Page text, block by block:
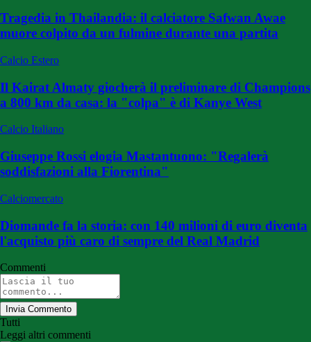
Tragedia in Thailandia: il calciatore Safwan Awae
muore colpito da un fulmine durante una partita
Calcio Estero
Il Kairat Almaty giocherà il preliminare di Champions
a 800 km da casa: la "colpa" è di Kanye West
Calcio Italiano
Giuseppe Rossi elogia Mastantuono: "Regalerà
soddisfazioni alla Fiorentina"
Calciomercato
Diomande fa la storia: con 140 milioni di euro diventa
l'acquisto più caro di sempre del Real Madrid
Commenti
Invia Commento
Tutti
Leggi altri commenti